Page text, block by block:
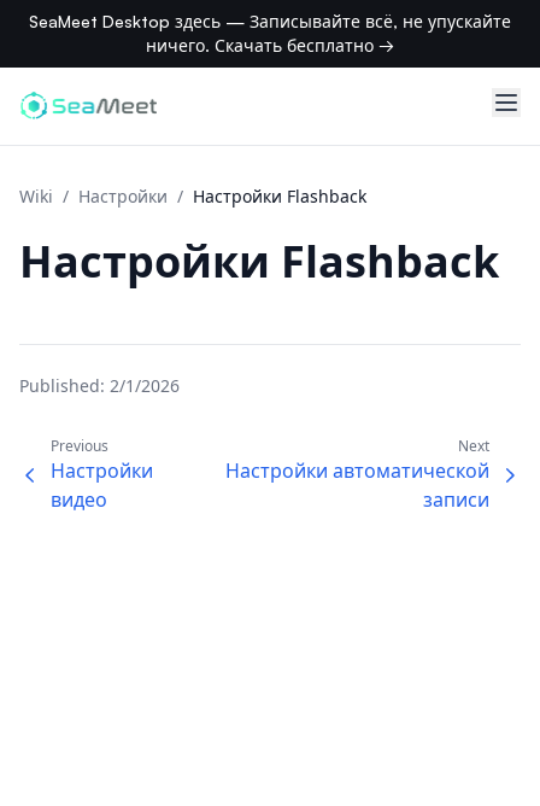
SeaMeet Desktop здесь — Записывайте всё, не упускайте
ничего. Скачать бесплатно →
Wiki / Настройки / Настройки Flashback
Настройки Flashback
Published: 2/1/2026
Previous
Настройки
видео
Next
Настройки автоматической
записи